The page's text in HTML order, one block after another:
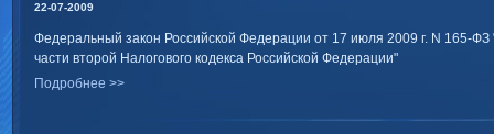
22-07-2009
Федеральный закон Российской Федерации от 17 июля 2009 г. N 165-
части второй Налогового кодекса Российской Федерации"
Подробнее >>